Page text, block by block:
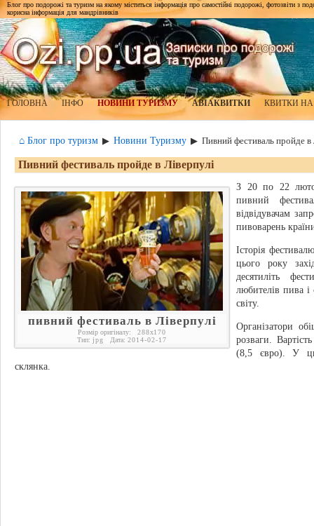
Блог про подорожі та туризм на якому міститься інформація про самостійні подорожі, фотозвіти з
корисна інформація для мандрівників
ГОЛОВНА ІНФО НОВИНИ ТУРИЗМУ АВІАКВИТКИ КВИТКИ
⌂ Блог про туризм ▶ Новини Туризму ▶ Пивний фестиваль пройде в
Пивний фестиваль пройде в Ліверпулі
пивний фестиваль в Ліверпулі
Розмір оригіналу: 288x170
Тип: jpg Дата: 2014-02-17
З 20 по 22
пивний
відвідувачам
пивоварень
Історія
цього року
десятиліть
любителів пива і
світу.
Організатори
розваги.
(8,5 євро). У цю
склянка.